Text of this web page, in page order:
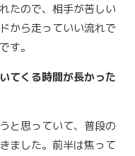
たので、相手が苦しい
から走っていい流れで
す。
てくる時間が長かった
と思っていて、普段の
ました。前半は焦って